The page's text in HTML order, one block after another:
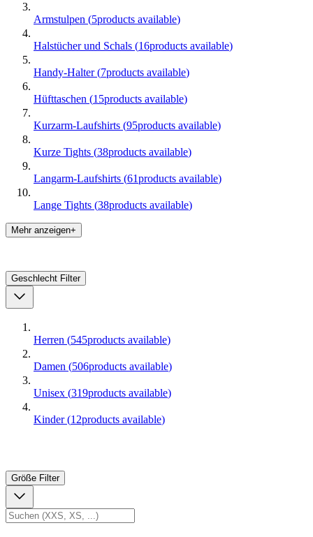
Armstulpen (5products available)
Halstücher und Schals (16products available)
Handy-Halter (7products available)
Hüfttaschen (15products available)
Kurzarm-Laufshirts (95products available)
Kurze Tights (38products available)
Langarm-Laufshirts (61products available)
Lange Tights (38products available)
Mehr anzeigen+
Geschlecht Filter
Herren (545products available)
Damen (506products available)
Unisex (319products available)
Kinder (12products available)
Größe Filter